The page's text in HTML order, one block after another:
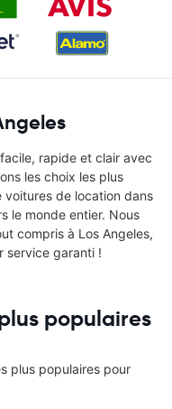
rapide et clair avec
les choix les plus
de location dans
le monde entier. Nous
compris à Los Angeles,
service garanti !
populaires
plus populaires pour